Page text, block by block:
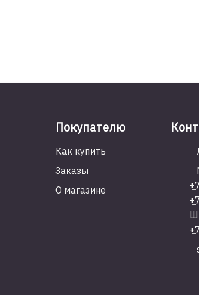
Покупателю
Как купить
Заказы
О магазине